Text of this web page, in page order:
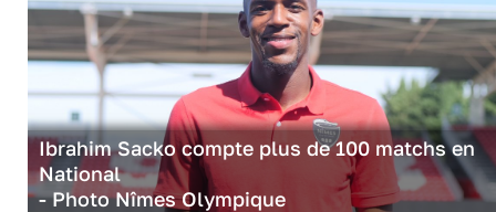
Ibrahim Sacko compte plus de 100 matchs en
National
- Photo Nîmes Olympique